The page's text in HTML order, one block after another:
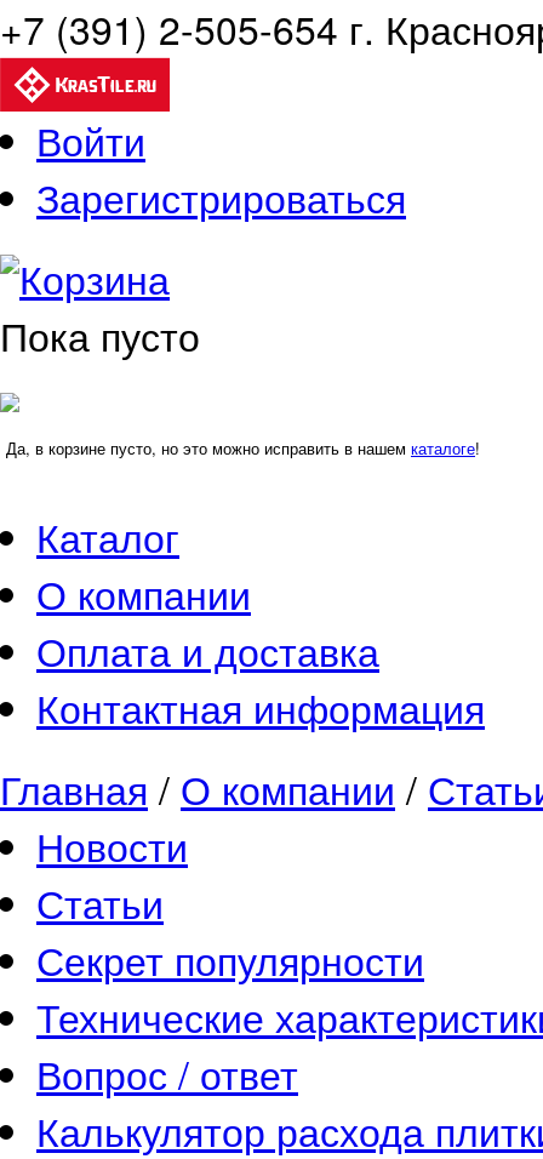
+7 (391) 2-505-654 г.
Войти
Зарегистрироваться
Корзина
Пока пусто
Да, в корзине пусто, но это можно исправить в нашем каталоге!
Каталог
О компании
Оплата и доставка
Контактная информация
Главная / О компании /
Новости
Статьи
Секрет популярности
Технические
Вопрос / ответ
Калькулятор расхода